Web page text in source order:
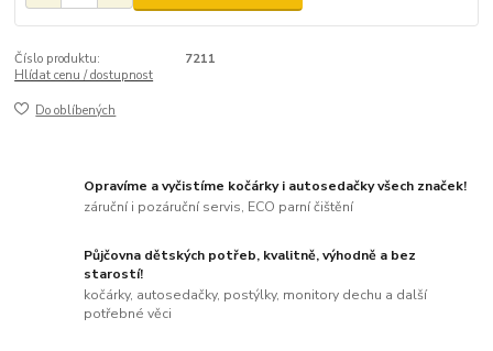
Číslo produktu:
7211
Hlídat cenu / dostupnost
Do oblíbených
Opravíme a vyčistíme kočárky i autosedačky všech značek!
záruční i pozáruční servis, ECO parní čištění
Půjčovna dětských potřeb, kvalitně, výhodně a bez
starostí!
kočárky, autosedačky, postýlky, monitory dechu a další
potřebné věci